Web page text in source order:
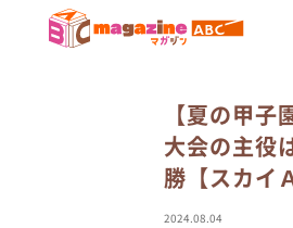
新着 インタ
【夏の甲
大会の主役
勝【スカイ
2024.08.04